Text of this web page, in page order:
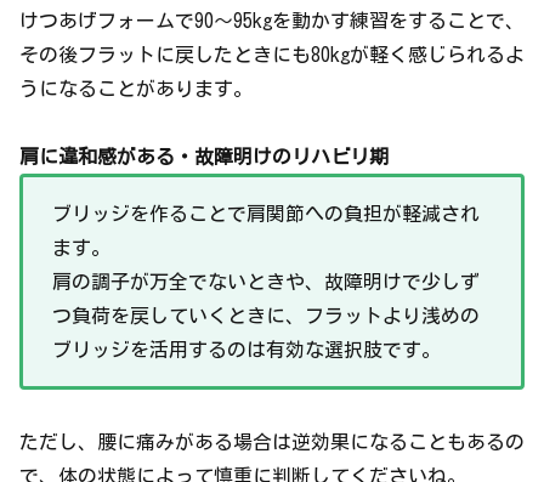
けつあげフォームで90〜95kgを動かす練習をすることで、
その後フラットに戻したときにも80kgが軽く感じられるよ
うになることがあります。
肩に違和感がある・故障明けのリハビリ期
ブリッジを作ることで肩関節への負担が軽減され
ます。
肩の調子が万全でないときや、故障明けで少しず
つ負荷を戻していくときに、フラットより浅めの
ブリッジを活用するのは有効な選択肢です。
ただし、腰に痛みがある場合は逆効果になることもあるの
で、体の状態によって慎重に判断してくださいね。